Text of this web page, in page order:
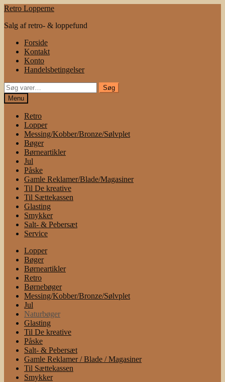
Spring
navigation
Spring
indhold
Retro Lopperne
Salg af retro- & loppefund
Forside
Kontakt
Konto
Handelsbetingelser
Søg
efter:
Søg
Menu
Retro
Lopper
Messing/Kobber/Bronze/Sølvplet
Bøger
Børneartikler
Jul
Påske
Gamle Reklamer/Blade/Magasiner
Til De kreative
Til Sættekassen
Glasting
Smykker
Salt- & Pebersæt
Service
Lopper
Bøger
Børneartikler
Retro
Børnebøger
Messing/Kobber/Bronze/Sølvplet
Jul
Naturbøger
Glasting
Til De kreative
Påske
Salt- & Pebersæt
Gamle Reklamer / Blade / Magasiner
Til Sættekassen
Smykker